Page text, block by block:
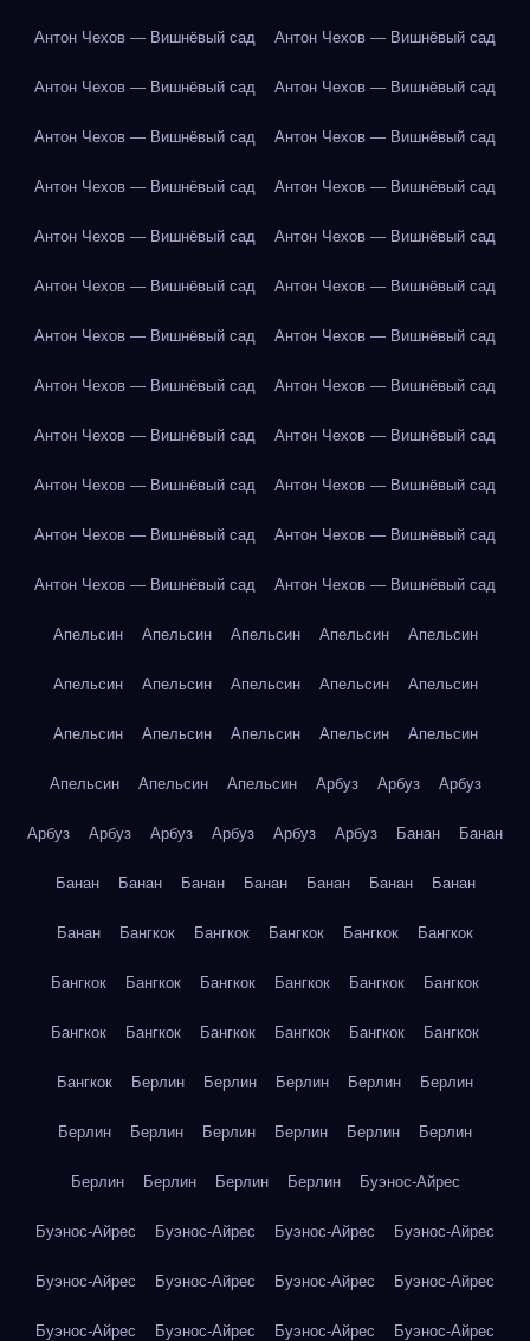
Антон Чехов — Вишнёвый сад Антон Чехов — Вишнёвый сад
Антон Чехов — Вишнёвый сад Антон Чехов — Вишнёвый сад
Антон Чехов — Вишнёвый сад Антон Чехов — Вишнёвый сад
Антон Чехов — Вишнёвый сад Антон Чехов — Вишнёвый сад
Антон Чехов — Вишнёвый сад Антон Чехов — Вишнёвый сад
Антон Чехов — Вишнёвый сад Антон Чехов — Вишнёвый сад
Антон Чехов — Вишнёвый сад Антон Чехов — Вишнёвый сад
Антон Чехов — Вишнёвый сад Антон Чехов — Вишнёвый сад
Антон Чехов — Вишнёвый сад Антон Чехов — Вишнёвый сад
Антон Чехов — Вишнёвый сад Антон Чехов — Вишнёвый сад
Антон Чехов — Вишнёвый сад Антон Чехов — Вишнёвый сад
Антон Чехов — Вишнёвый сад Антон Чехов — Вишнёвый сад
Апельсин Апельсин Апельсин Апельсин Апельсин
Апельсин Апельсин Апельсин Апельсин Апельсин
Апельсин Апельсин Апельсин Апельсин Апельсин
Апельсин Апельсин Апельсин Арбуз Арбуз Арбуз
Арбуз Арбуз Арбуз Арбуз Арбуз Арбуз Банан Банан
Банан Банан Банан Банан Банан Банан Банан
Банан Бангкок Бангкок Бангкок Бангкок Бангкок
Бангкок Бангкок Бангкок Бангкок Бангкок Бангкок
Бангкок Бангкок Бангкок Бангкок Бангкок Бангкок
Бангкок Берлин Берлин Берлин Берлин Берлин
Берлин Берлин Берлин Берлин Берлин Берлин
Берлин Берлин Берлин Берлин Буэнос-Айрес
Буэнос-Айрес Буэнос-Айрес Буэнос-Айрес Буэнос-Айрес
Буэнос-Айрес Буэнос-Айрес Буэнос-Айрес Буэнос-Айрес
Буэнос-Айрес Буэнос-Айрес Буэнос-Айрес Буэнос-Айрес